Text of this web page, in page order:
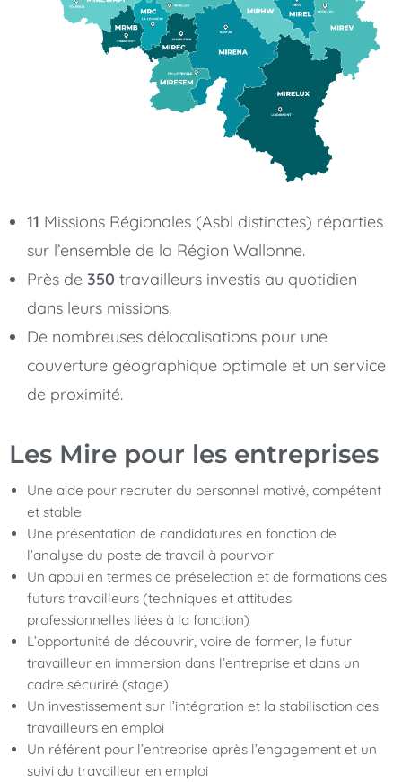
11 Missions Régionales (Asbl distinctes) réparties
sur l’ensemble de la Région Wallonne.
Près de 350 travailleurs investis au quotidien
dans leurs missions.
De nombreuses délocalisations pour une
couverture géographique optimale et un service
de proximité.
Les Mire pour les entreprises
Une aide pour recruter du personnel motivé, compétent
et stable
Une présentation de candidatures en fonction de
l’analyse du poste de travail à pourvoir
Un appui en termes de préselection et de formations des
futurs travailleurs (techniques et attitudes
professionnelles liées à la fonction)
L’opportunité de découvrir, voire de former, le futur
travailleur en immersion dans l’entreprise et dans un
cadre sécuriré (stage)
Un investissement sur l’intégration et la stabilisation des
travailleurs en emploi
Un référent pour l’entreprise après l’engagement et un
suivi du travailleur en emploi